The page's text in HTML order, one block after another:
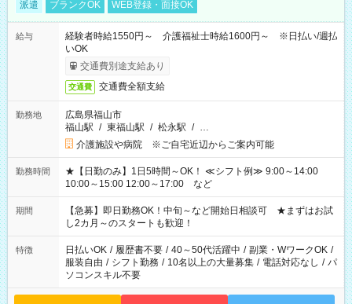
派遣 ブランクOK WEB登録・面接OK
給与
経験者時給1550円～ 介護福祉士時給1600円～ ※日払い/週払
いOK
交通費別途支給あり
交通費 交通費全額支給
勤務地
広島県福山市
福山駅 / 東福山駅 / 松永駅 / …
介護施設や病院 ※ご自宅近辺からご案内可能
勤務時間
★【日勤のみ】1日5時間～OK！ ≪シフト例≫ 9:00～14:00
10:00～15:00 12:00～17:00 など
期間
【急募】即日勤務OK！中旬～など開始日相談可 ★まずはお試
し2カ月～のスタートも歓迎！
特徴 日払いOK / 履歴書不要 / 40～50代活躍中 / 副業・WワークOK /
服装自由 / シフト勤務 / 10名以上の大量募集 / 電話対応なし / パ
ソコンスキル不要